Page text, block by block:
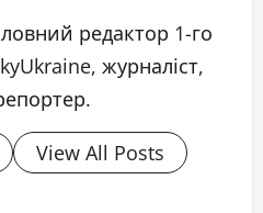
редактор 1-го
журналіст,
View All Posts